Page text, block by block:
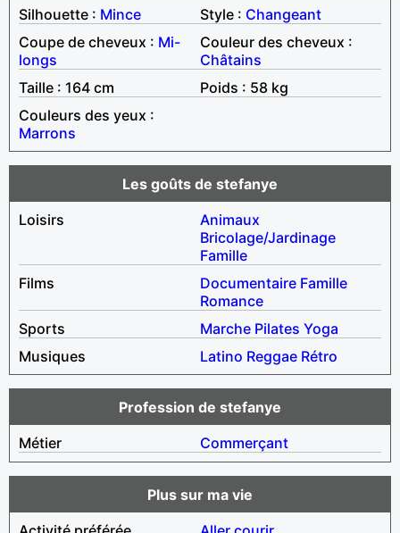
Silhouette : Mince Style : Changeant
Coupe de cheveux : Mi-
longs
Couleur des cheveux :
Châtains
Taille : 164 cm
Poids : 58 kg
Couleurs des yeux :
Marrons
Les goûts de stefanye
Loisirs
Animaux
Bricolage/Jardinage
Famille
Films
Documentaire Famille
Romance
Sports
Marche Pilates Yoga
Musiques
Latino Reggae Rétro
Profession de stefanye
Métier
Commerçant
Plus sur ma vie